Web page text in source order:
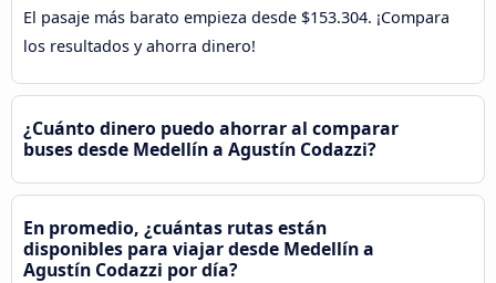
El pasaje más barato empieza desde $153.304. ¡Compara
los resultados y ahorra dinero!
¿Cuánto dinero puedo ahorrar al comparar
buses desde Medellín a Agustín Codazzi?
En promedio, ¿cuántas rutas están
disponibles para viajar desde Medellín a
Agustín Codazzi por día?